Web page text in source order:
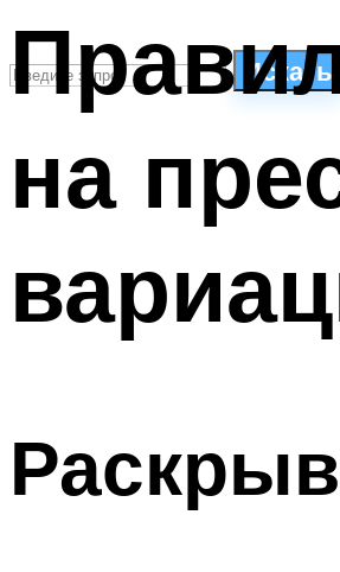
Искать
ПЛАВАНЬЕ ДЛЯ ДЕТЕЙ
ПЛАВАНЬЕ ДЛЯ ПОХУДЕНИЯ
ОЧИСТКА БАССЕЙНОВ
на